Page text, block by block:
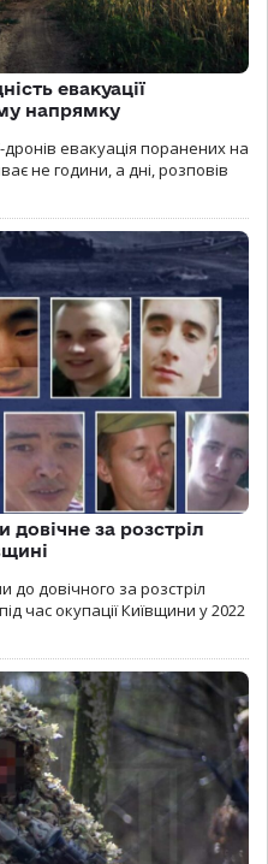
евакуації
напрямку
дронів евакуація поранених на
не години, а дні, розповів
довічне за розстріл
до довічного за розстріл
час окупації Київщини у 2022